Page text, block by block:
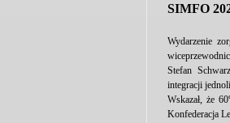
SIMFO
Wydarzenie
Stefan
integracji
Wskazał, że
Konfederacja